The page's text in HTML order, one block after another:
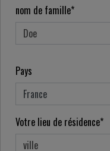
nom de famille*
Pays
Votre lieu de résidence*